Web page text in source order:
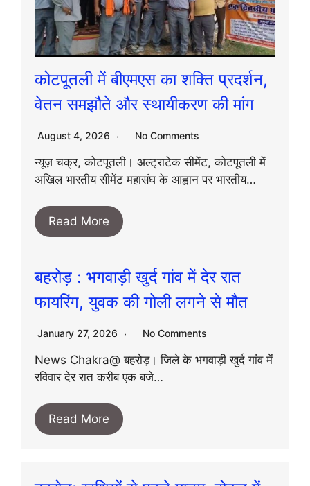
कोटपूतली में बीएमएस का शक्ति प्रदर्शन,
वेतन समझौते और स्थायीकरण की मांग
August 4, 2026 No Comments
न्यूज़ चक्र, कोटपूतली। अल्ट्राटेक सीमेंट, कोटपूतली में
अखिल भारतीय सीमेंट महासंघ के आह्वान पर भारतीय…
Read More
बहरोड़ : भगवाड़ी खुर्द गांव में देर रात
फायरिंग, युवक की गोली लगने से मौत
January 27, 2026 No Comments
News Chakra@ बहरोड़। जिले के भगवाड़ी खुर्द गांव में
रविवार देर रात करीब एक बजे…
Read More